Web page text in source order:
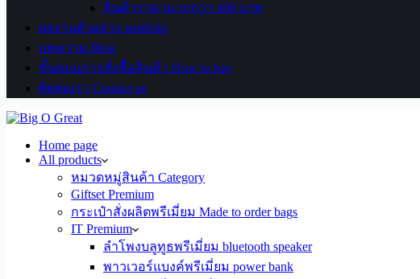
สินค้าราคามากกว่า 400 บาท
ผลงานตัวอย่าง portfolio
บทความ Blog
ขั้นตอนการสั่งซื้อสินค้า How to buy
ติดต่อเรา Contact us
Home page
All products
หมวดหมู่สินค้า Category
Giftset Premium
กระเป๋าสั่งผลิตพรีเมี่ยม Made to order bags
IT Premium
ลำโพงบลูทูธพรีเมี่ยม bluetooth speaker
พาวเวอร์แบงค์พรีเมี่ยม power bank